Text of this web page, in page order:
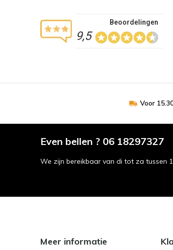
9,5
Beoordelingen
Voor
Even bellen ? 06 18297327
We zijn bereikbaar van di tot za tussen
Meer informatie